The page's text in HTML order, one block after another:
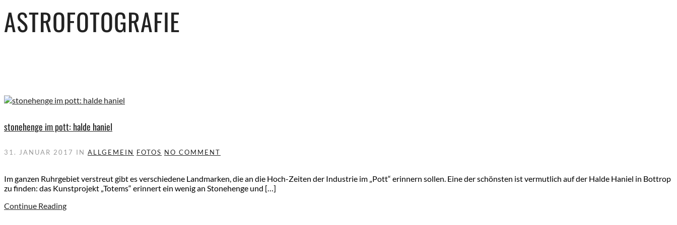
ASTROFOTOGRAFIE
stonehenge im pott: halde haniel
31. JANUAR 2017 IN ALLGEMEIN FOTOS NO COMMENT
Im ganzen Ruhrgebiet verstreut gibt es verschiedene Landmarken, die an die Hoch-Zeiten der Industrie im „Pott“ erinnern sollen. Eine der schönsten ist vermutlich auf der Halde Haniel in Bottrop
zu finden: das Kunstprojekt „Totems“ erinnert ein wenig an Stonehenge und […]
Continue Reading